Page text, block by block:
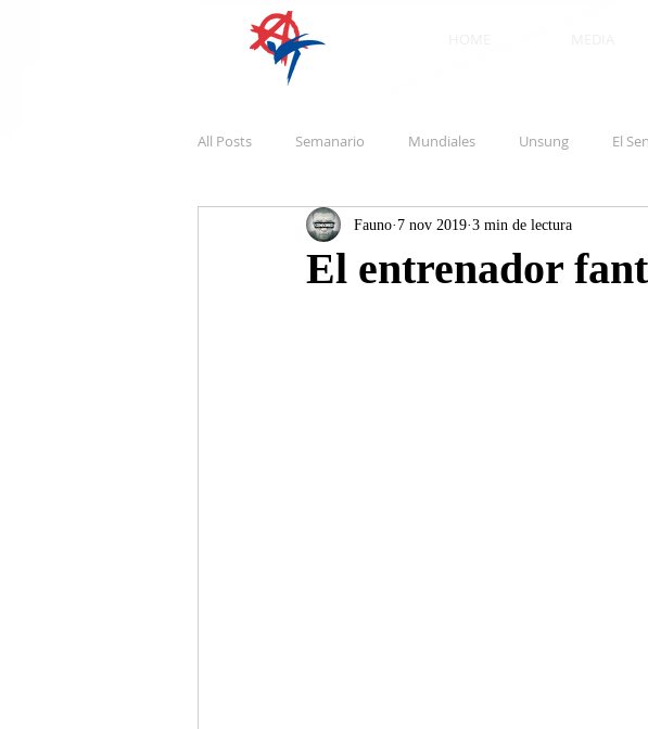
All Posts Semanario Mundiales Unsung El
El entrenador
Fauno 7 nov 2019 3 min de lectura